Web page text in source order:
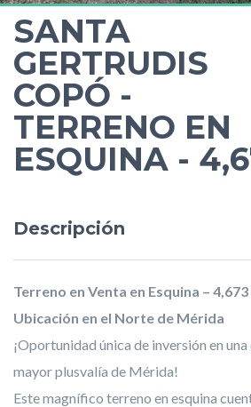
SANTA
GERTRUDIS
COPÓ -
TERRENO EN
ESQUINA -
Descripción
Terreno en Venta en Esquina –
Ubicación en el Norte de Mérida
¡Oportunidad única de inversión en una
mayor plusvalía de Mérida!
Este magnífico terreno en esquina